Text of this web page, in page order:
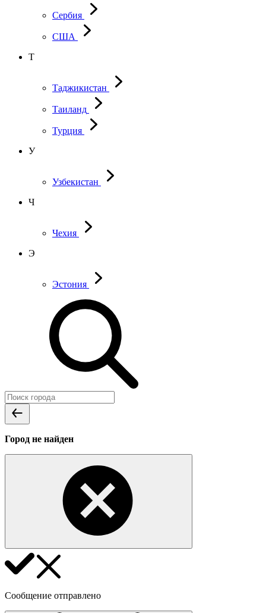
Сербия
США
Т
Таджикистан
Таиланд
Турция
У
Узбекистан
Ч
Чехия
Э
Эстония
Город не найден
Сообщение отправлено